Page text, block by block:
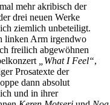
mehr akribisch der
drei neuen Werke
ziemlich unbeteiligt.
linken Arm irgendwo
freilich abgewöhnen
„What I Feel“,
Prosatexte der
dann absolut
und in ihrer